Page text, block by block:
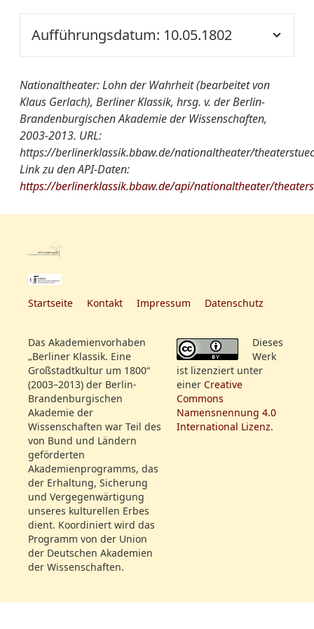
von A-Z:
5. A. v. Kotzebue
Ort der
Aufführung::
NT
Nationaltheater
von A-Z:
Lohn der Wahrheit. Sch. in
5. A. v. Kotzebue
Quelle:
SBBPK Ms. boruss., Quart
Aufführungsdatum: 10.05.1802
Aufführung::
Nationaltheater
von A-Z:
Lohn der Wahrheit,
Quelle: Annalen 1802, S. 351
Nationaltheater: Lohn der Wahrheit (bearbeitet von
Klaus Gerlach), Berliner Klassik, hrsg. v. der Berlin-
Brandenburgischen Akademie der Wissenschaften,
2003-2013. URL:
https://berlinerklassik.bbaw.de/nationaltheater/
Link zu den API-Daten:
https://berlinerklassik.bbaw.de/api/nationaltheater/
Startseite Kontakt Impressum Datenschutz
Das Akademienvorhaben
„Berliner Klassik. Eine
Großstadtkultur um 1800“
(2003–2013) der Berlin-
Brandenburgischen
Akademie der
Wissenschaften war Teil des
von Bund und Ländern
geförderten
Akademienprogramms, das
der Erhaltung, Sicherung
und Vergegenwärtigung
unseres kulturellen Erbes
dient. Koordiniert wird das
Programm von der Union
der Deutschen Akademien
der Wissenschaften.
Dieses
Werk
ist lizenziert unter
einer Creative
Commons
Namensnennung 4.0
International Lizenz.